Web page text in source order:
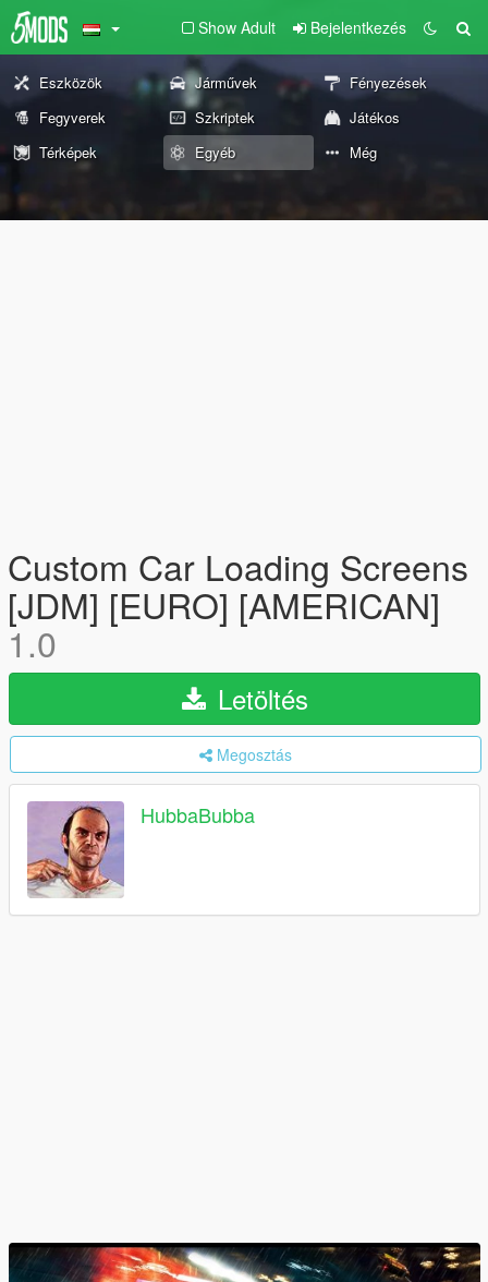
Show Adult Bejelentkezés
Eszközök Járművek
Fényezések
Fegyverek
Szkriptek
Játékos
Térképek
Egyéb Még
Custom Car Loading Screens
[JDM] [EURO] [AMERICAN]
1.0
Letöltés
Megosztás
HubbaBubba